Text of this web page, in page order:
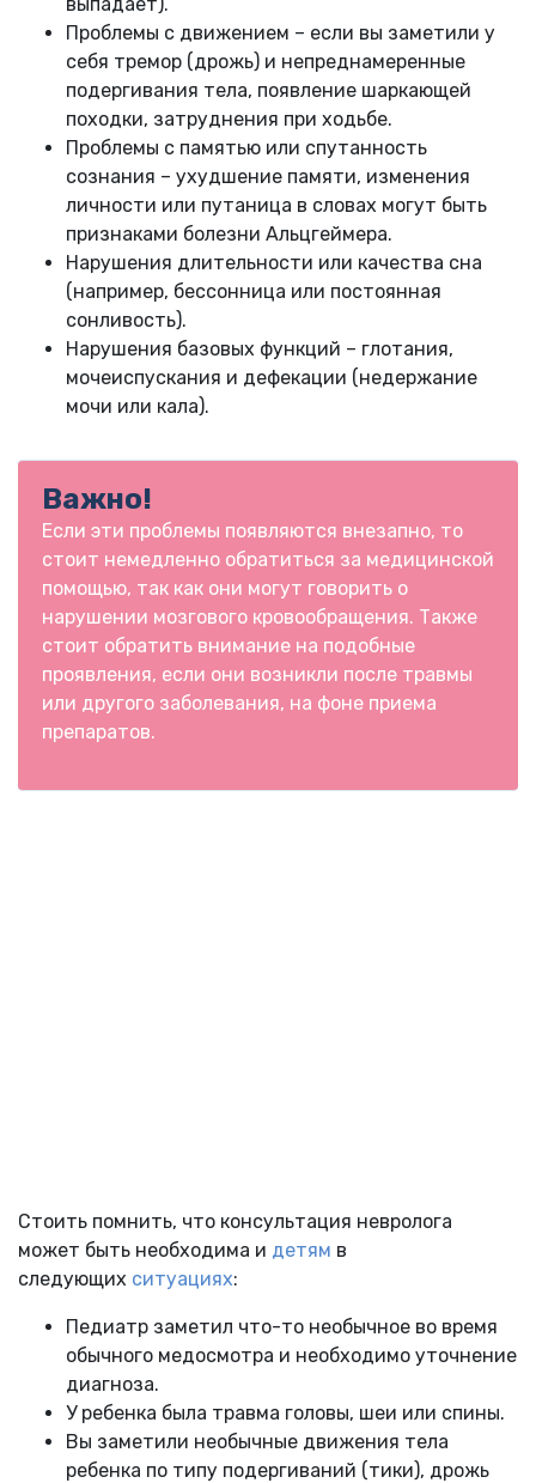
Проблемы с движением – если вы заметили у
себя тремор (дрожь) и непреднамеренные
подергивания тела, появление шаркающей
походки, затруднения при ходьбе.
Проблемы с памятью или спутанность
сознания – ухудшение памяти, изменения
личности или путаница в словах могут быть
признаками болезни Альцгеймера.
Нарушения длительности или качества сна
(например, бессонница или постоянная
сонливость).
Нарушения базовых функций – глотания,
мочеиспускания и дефекации (недержание
мочи или кала).
Важно!
Если эти проблемы появляются внезапно, то
стоит немедленно обратиться за медицинской
помощью, так как они могут говорить о
нарушении мозгового кровообращения. Также
стоит обратить внимание на подобные
проявления, если они возникли после травмы
или другого заболевания, на фоне приема
препаратов.
Стоить помнить, что консультация невролога
может быть необходима и детям в
следующих ситуациях:
Педиатр заметил что-то необычное во время
обычного медосмотра и необходимо уточнение
диагноза.
У ребенка была травма головы, шеи или спины.
Вы заметили необычные движения тела
ребенка по типу подергиваний (тики), дрожь